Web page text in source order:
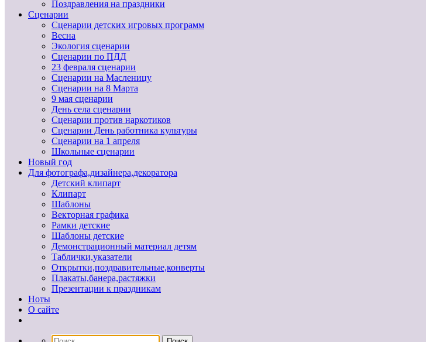
Поздравления на праздники
Сценарии
Сценарии детских игровых программ
Весна
Экология сценарии
Сценарии по ПДД
23 февраля сценарии
Сценарии на Масленицу
Сценарии на 8 Марта
9 мая сценарии
День села сценарии
Сценарии против наркотиков
Сценарии День работника культуры
Сценарии на 1 апреля
Школьные сценарии
Новый год
Для фотографа,дизайнера,декоратора
Детский клипарт
Клипарт
Шаблоны
Векторная графика
Рамки детские
Шаблоны детские
Демонстрационный материал детям
Таблички,указатели
Открытки,поздравительные,конверты
Плакаты,банера,растяжки
Презентации к праздникам
Ноты
О сайте